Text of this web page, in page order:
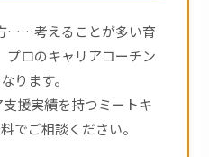
……考えることが多い育
プロのキャリアコーチン
ります。
援実績を持つミートキ
でご相談ください。